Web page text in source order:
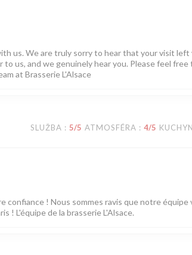
us. We are truly sorry to hear that your visit left
us, and we genuinely hear you. Please feel
at Brasserie L'Alsace
SLUŽBA : 5/5 ATMOSFÉRA : 4/5
! Nous sommes ravis que notre équipe
! L'équipe de la brasserie L'Alsace.